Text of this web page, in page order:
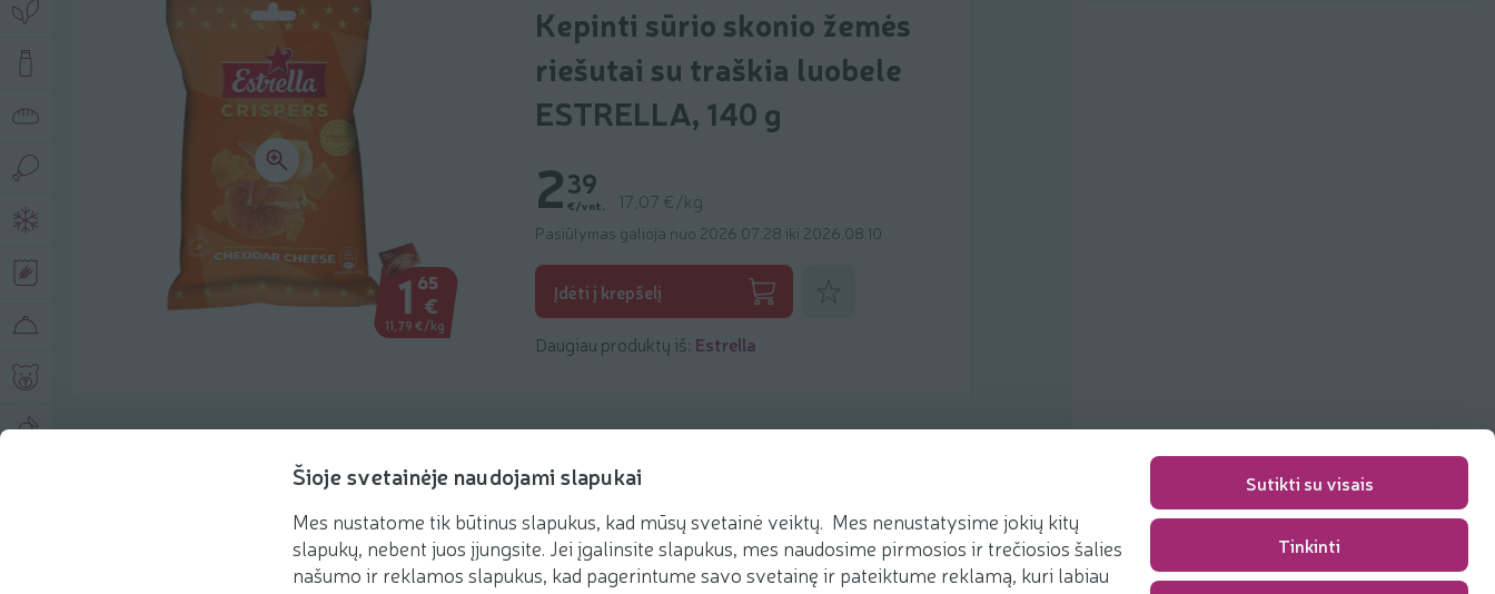
Šioje svetainėje naudojami slapukai
Mes nustatome tik būtinus slapukus, kad mūsų svetainė veiktų. Mes nenustatysime jokių kitų
slapukų, nebent juos įjungsite. Jei įgalinsite slapukus, mes naudosime pirmosios ir trečiosios šalies
našumo ir reklamos slapukus, kad pagerintume savo svetainę ir pateiktume reklamą, kuri labiau
Sutikti su visais
Tinkinti
1 65
€
11,79 €/kg
Kepinti sūrio skonio žemės
riešutai su traškia luobele
ESTRELLA, 140 g
239
€/vnt. 17,07 €/kg
Pasiūlymas galioja nuo 2026.07.28 iki 2026.08.10
Įdėti į krepšelį
Daugiau produktų iš: Estrella
Produkto aprašymas
Rekomenduojame Receptai
Pakavimo mokestis 0,00 €